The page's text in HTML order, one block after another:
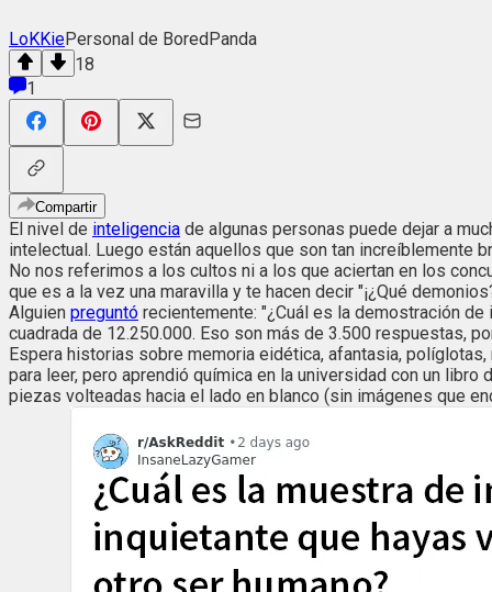
LoKKiePersonal de BoredPanda
18
1
Compartir
El nivel de inteligencia de algunas personas puede dejar a
intelectual. Luego están aquellos que son tan increíblemente
No nos referimos a los cultos ni a los que aciertan en los
que es a la vez una maravilla y te hacen decir "¡¿Qué
Alguien preguntó recientemente: "¿Cuál es la demostración
cuadrada de 12.250.000. Eso son más de 3.500 respuestas,
Espera historias sobre memoria eidética, afantasia,
para leer, pero aprendió química en la universidad con un
piezas volteadas hacia el lado en blanco (sin imágenes que